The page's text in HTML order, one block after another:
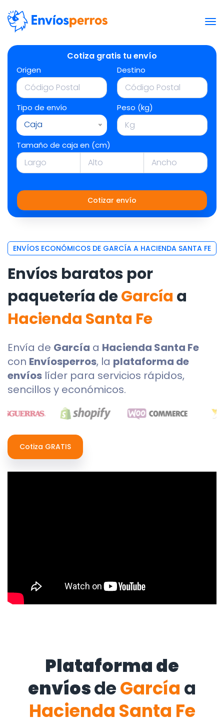
Cotiza gratis tu envío
Origen Destino
Tipo de envío
Caja
Peso (kg)
Tamaño de caja en (cm)
Cotizar envío
ENVÍOS ECONÓMICOS DE GARCÍA A HACIENDA SANTA FE
Envíos baratos por
paquetería deGarcía a
Hacienda Santa Fe
Envía de García a Hacienda Santa Fe
con Envíosperros, la plataforma de
envíos líder para servicios rápidos,
sencillos y económicos.
Cotiza GRATIS
Plataforma de
envíosdeGarcía a
Hacienda Santa Fe